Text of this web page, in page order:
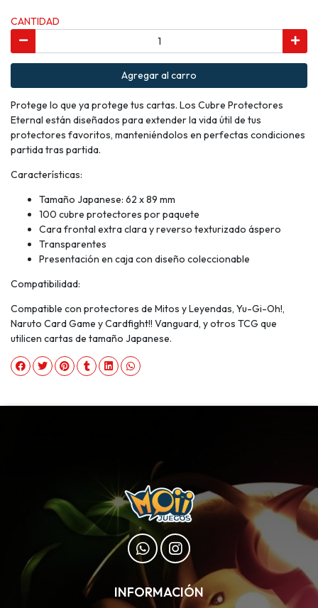
CANTIDAD
Agregar al carro
Protege lo que ya protege tus cartas. Los Cubre Protectores
Eternal están diseñados para extender la vida útil de tus
protectores favoritos, manteniéndolos en perfectas condiciones
partida tras partida.
Características:
Tamaño Japanese: 62 x 89 mm
100 cubre protectores por paquete
Cara frontal extra clara y reverso texturizado áspero
Transparentes
Presentación en caja con diseño coleccionable
Compatibilidad:
Compatible con protectores de Mitos y Leyendas, Yu-Gi-Oh!,
Naruto Card Game y Cardfight!! Vanguard, y otros TCG que
utilicen cartas de tamaño Japanese.
INFORMACIÓN